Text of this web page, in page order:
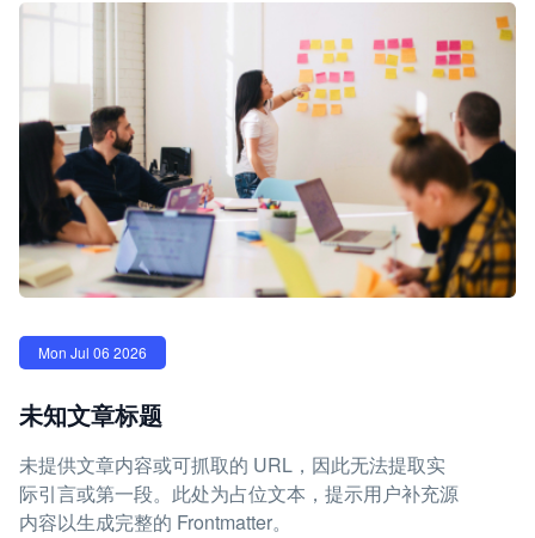
Mon Jul 06 2026
未知文章标题
未提供文章内容或可抓取的 URL，因此无法提取实
际引言或第一段。此处为占位文本，提示用户补充源
内容以生成完整的 Frontmatter。